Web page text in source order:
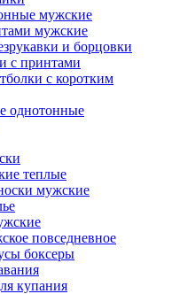
мужские
мужские
и борцовки
с принтами
с коротким
однотонные
теплые
мужские
повседневное
боксеры
купания